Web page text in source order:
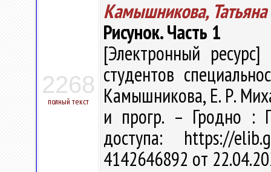
2268
полный текст
Камышникова,
Рисунок. Часть 1
[Электронный
студентов
Камышникова, Е. Р.
и прогр. – Гродно :
доступа: https://
4142646892 от